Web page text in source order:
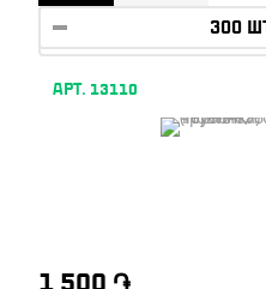
АРТ. 13110
1 500 ֏